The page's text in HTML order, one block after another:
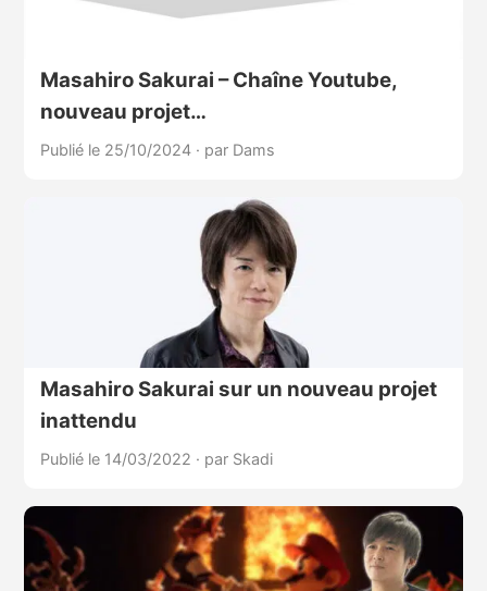
Masahiro Sakurai – Chaîne Youtube,
nouveau projet…
Publié le 25/10/2024 · par Dams
Masahiro Sakurai sur un nouveau projet
inattendu
Publié le 14/03/2022 · par Skadi